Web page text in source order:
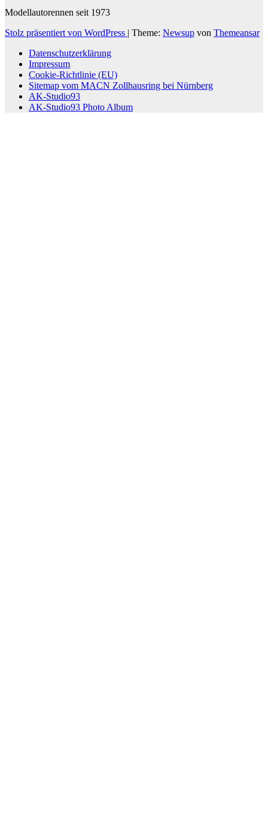
Modellautorennen seit 1973
Stolz präsentiert von WordPress | Theme: Newsup von Themeansar
Datenschutzerklärung
Impressum
Cookie-Richtlinie (EU)
Sitemap vom MACN Zollhausring bei Nürnberg
AK-Studio93
AK-Studio93 Photo Album